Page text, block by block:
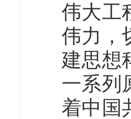
伟大工
伟力，
建思想
一系列
着中国